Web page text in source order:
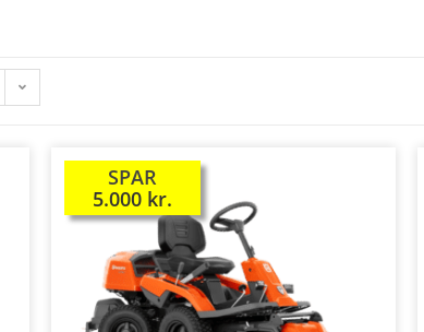
SPAR
5.000 kr.
TILBUD!